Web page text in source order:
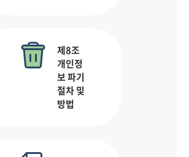
제8조
개인정
보 파기
절차 및
방법